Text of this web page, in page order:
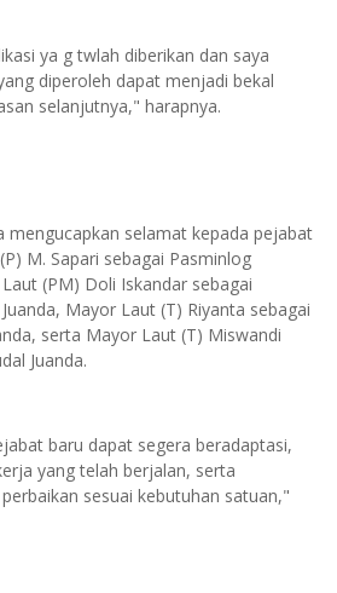
ya g twlah diberikan dan saya
diperoleh dapat menjadi bekal
selanjutnya," harapnya.
mengucapkan selamat kepada pejabat
M. Sapari sebagai Pasminlog
(PM) Doli Iskandar sebagai
Mayor Laut (T) Riyanta sebagai
serta Mayor Laut (T) Miswandi
Juanda.
baru dapat segera beradaptasi,
yang telah berjalan, serta
sesuai kebutuhan satuan,"